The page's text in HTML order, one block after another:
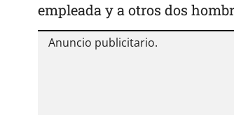
empleada y a otros dos